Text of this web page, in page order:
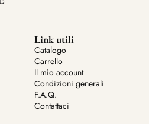
Link utili
Catalogo
Carrello
Il mio account
Condizioni generali
F.A.Q.
Contattaci